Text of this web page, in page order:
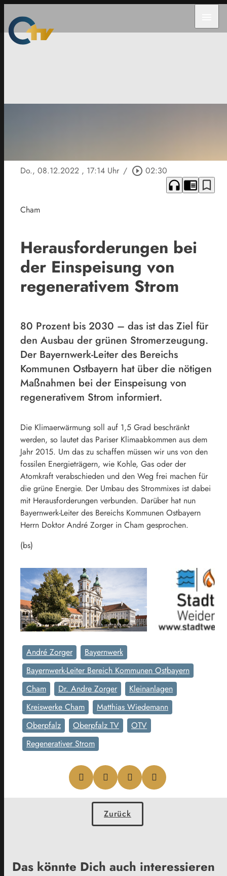
Do., 08.12.2022 , 17:14 Uhr / play_circle_outline 02:30
headphones chrome_reader_mode bookmark_border
Cham
Herausforderungen bei
der Einspeisung von
regenerativem Strom
80 Prozent bis 2030 – das ist das Ziel für
den Ausbau der grünen Stromerzeugung.
Der Bayernwerk-Leiter des Bereichs
Kommunen Ostbayern hat über die nötigen
Maßnahmen bei der Einspeisung von
regenerativem Strom informiert.
Die Klimaerwärmung soll auf 1,5 Grad beschränkt
werden, so lautet das Pariser Klimaabkommen aus dem
Jahr 2015. Um das zu schaffen müssen wir uns von den
fossilen Energieträgern, wie Kohle, Gas oder der
Atomkraft verabschieden und den Weg frei machen für
die grüne Energie. Der Umbau des Strommixes ist dabei
mit Herausforderungen verbunden. Darüber hat nun
Bayernwerk-Leiter des Bereichs Kommunen Ostbayern
Herrn Doktor André Zorger in Cham gesprochen.
(bs)
André Zorger
Bayernwerk
Bayernwerk-Leiter Bereich Kommunen Ostbayern
Cham
Dr. Andre Zorger
Kleinanlagen
Kreiswerke Cham
Matthias Wiedemann
Oberpfalz
Oberpfalz TV
OTV
Regenerativer Strom
Zurück
Das könnte Dich auch interessieren